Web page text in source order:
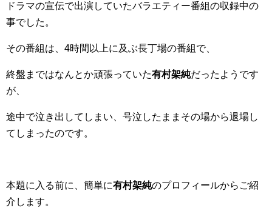
ドラマの宣伝で出演していたバラエティー番組の収録中の
事でした。
その番組は、4時間以上に及ぶ長丁場の番組で、
終盤まではなんとか頑張っていた有村架純だったようです
が、
途中で泣き出してしまい、号泣したままその場から退場し
てしまったのです。
本題に入る前に、簡単に有村架純のプロフィールからご紹
介します。